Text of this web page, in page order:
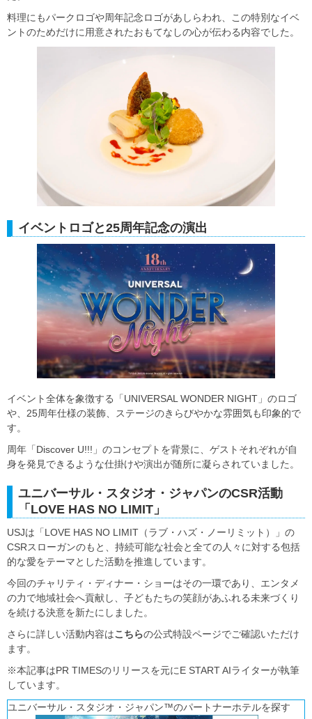
料理にもパークロゴや周年記念ロゴがあしらわれ、この特別なイベ
ントのためだけに用意されたおもてなしの心が伝わる内容でした。
イベントロゴと25周年記念の演出
イベント全体を象徴する「UNIVERSAL WONDER NIGHT」のロゴ
や、25周年仕様の装飾、ステージのきらびやかな雰囲気も印象的で
す。
周年「Discover U!!!」のコンセプトを背景に、ゲストそれぞれが自
身を発見できるような仕掛けや演出が随所に凝らされていました。
ユニバーサル・スタジオ・ジャパンのCSR活動
「LOVE HAS NO LIMIT」
USJは「LOVE HAS NO LIMIT（ラブ・ハズ・ノーリミット）」の
CSRスローガンのもと、持続可能な社会と全ての人々に対する包括
的な愛をテーマとした活動を推進しています。
今回のチャリティ・ディナー・ショーはその一環であり、エンタメ
の力で地域社会へ貢献し、子どもたちの笑顔があふれる未来づくり
を続ける決意を新たにしました。
さらに詳しい活動内容はこちらの公式特設ページでご確認いただけ
ます。
※本記事はPR TIMESのリリースを元にE START AIライターが執筆
しています。
ユニバーサル・スタジオ・ジャパン™のパートナーホテルを探す